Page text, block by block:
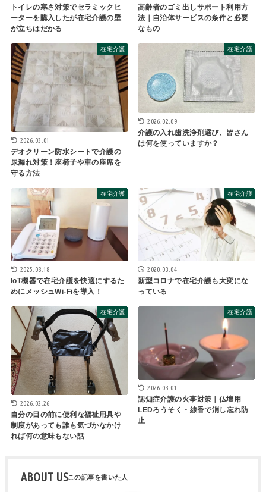
トイレの寒さ対策でセラミックヒ
ーターを購入したが在宅介護の壁
が立ちはだかる
高齢者のゴミ出しサポート利用方
法｜自治体サービスの条件と必要
なもの
在宅介護
2026.03.01
デオクリーン防水シートで介護の
尿漏れ対策！座椅子や車の座席を
守る方法
在宅介護
2026.02.09
介護の入れ歯洗浄剤選び、皆さん
は何を使っていますか？
在宅介護
2025.08.18
IoT機器で在宅介護を快適にするた
めにメッシュWi-Fiを導入！
在宅介護
2020.03.04
新型コロナで在宅介護も大変にな
っている
在宅介護
2026.02.26
自分の目の前に便利な福祉用具や
制度があっても誰も気づかなかけ
れば何の意味もない話
在宅介護
2026.03.01
認知症介護の火事対策｜仏壇用
LEDろうそく・線香で消し忘れ防
止
ABOUT US